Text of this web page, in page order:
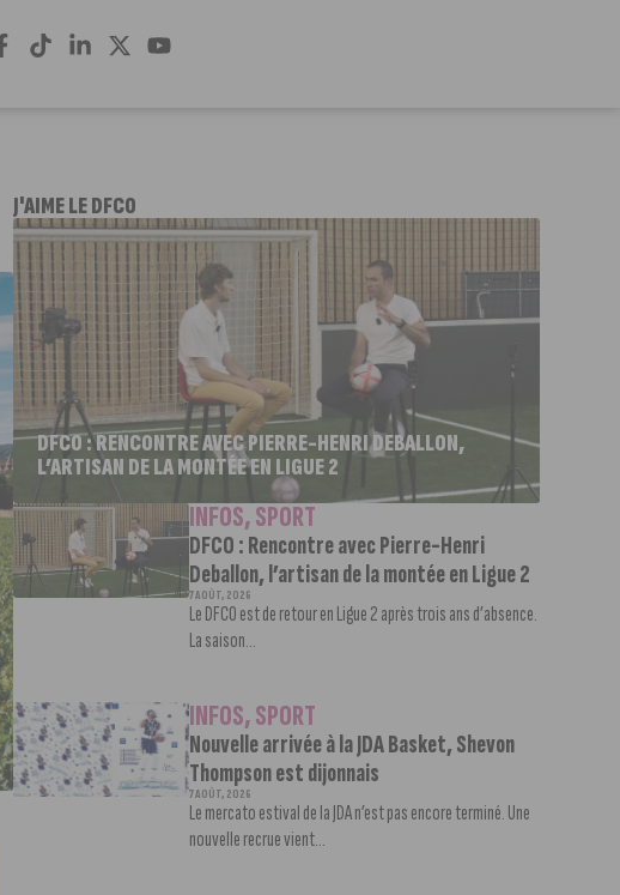
J'AIME LE DFCO
DFCO : RENCONTRE AVEC PIERRE-HENRI DEBALLON,
L’ARTISAN DE LA MONTÉE EN LIGUE 2
INFOS,SPORT
DFCO : Rencontre avec Pierre-Henri
Deballon, l’artisan de la montée en Ligue 2
7 AOÛT, 2026
Le DFCO est de retour en Ligue 2 après trois ans d’absence.
La saison...
INFOS,SPORT
Nouvelle arrivée à la JDA Basket, Shevon
Thompson est dijonnais
7 AOÛT, 2026
Le mercato estival de la JDA n’est pas encore terminé. Une
nouvelle recrue vient...